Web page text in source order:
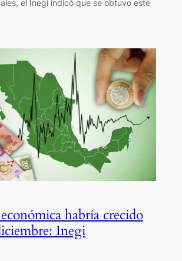
el Inegi indicó que se obtuvo este
habría crecido
Inegi